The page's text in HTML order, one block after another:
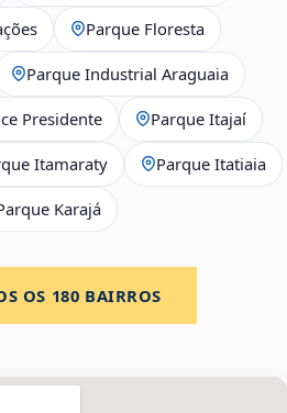
Parque Floresta
Parque Industrial Araguaia
Presidente Parque Itajaí
Itamaraty Parque Itatiaia
Karajá
OS 180 BAIRROS